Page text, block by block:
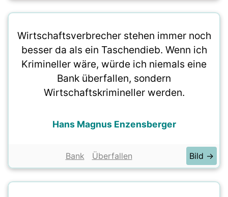
Wirtschaftsverbrecher stehen immer noch
besser da als ein Taschendieb. Wenn ich
Krimineller wäre, würde ich niemals eine
Bank überfallen, sondern
Wirtschaftskrimineller werden.
Hans Magnus Enzensberger
Bank Überfallen Bild →